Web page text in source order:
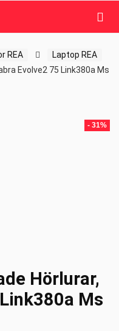
REA
Laptop REA
Evolve2 75 Link380a Ms
- 31%
Hörlurar,
Ms